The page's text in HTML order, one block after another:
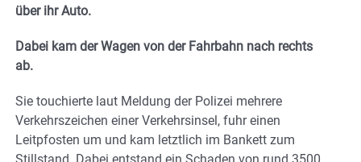
über ihr Auto.
Dabei kam der Wagen von der Fahrbahn nach rechts
ab.
Sie touchierte laut Meldung der Polizei mehrere
Verkehrszeichen einer Verkehrsinsel, fuhr einen
Leitpfosten um und kam letztlich im Bankett zum